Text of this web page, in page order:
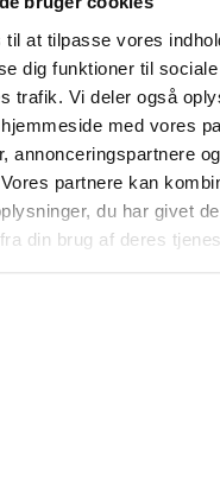
at tilpasse vores
dig funktioner til
trafik. Vi deler også
med vores
annonceringspartnere og
partnere kan
du har givet
din brug af deres
til at skabe en sund
slippe for kemi og grå
dig til at få tid til
barn æblekinder på en ny